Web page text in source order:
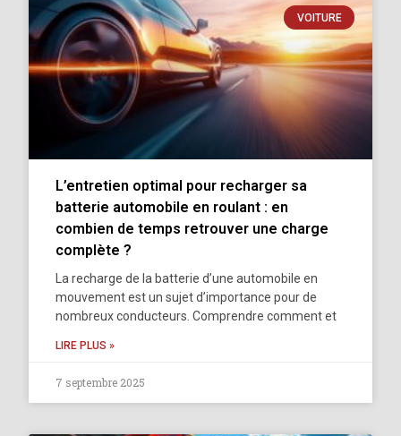
VOITURE
L’entretien optimal pour recharger sa
batterie automobile en roulant : en
combien de temps retrouver une charge
complète ?
La recharge de la batterie d’une automobile en
mouvement est un sujet d’importance pour de
nombreux conducteurs. Comprendre comment et
LIRE PLUS »
7 septembre 2025